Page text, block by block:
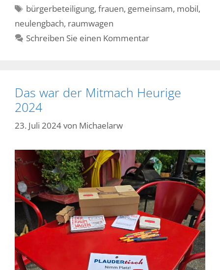
Schlagwörter
bürgerbeteiligung,frauen, gemeinsam, mobil,
neulengbach, raumwagen
Schreiben Sie einen Kommentar
Das war der Mitmach Heurige
2024
23. Juli 2024von Michaelarw